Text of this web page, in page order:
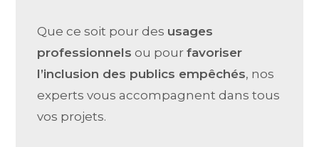
Que ce soit pour des usages
professionnels ou pour favoriser
l’inclusion des publics empêchés, nos
experts vous accompagnent dans tous
vos projets.